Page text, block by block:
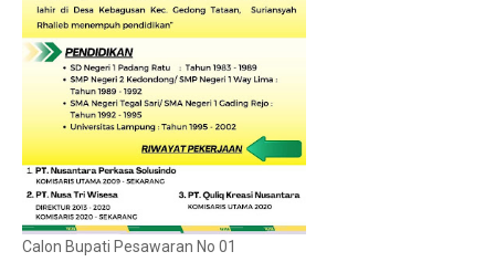
Calon Bupati Pesawaran No 01